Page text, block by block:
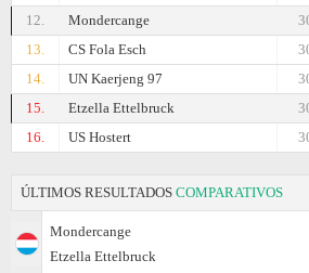
12.
Mondercange
13.
CS Fola Esch
14.
UN Kaerjeng 97
15.
Etzella Ettelbruck
16.
US Hostert
ÚLTIMOS RESULTADOS COMPARATIVOS
Mondercange
Etzella Ettelbruck